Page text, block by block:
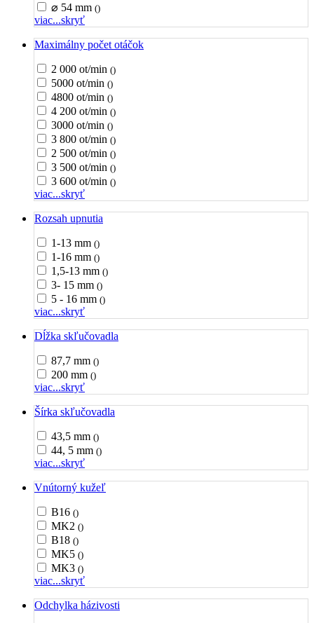
⌀ 54 mm ()
viac...skryť
Maximálny počet otáčok
2 000 ot/min ()
5000 ot/min ()
4800 ot/min ()
4 200 ot/min ()
3000 ot/min ()
3 800 ot/min ()
2 500 ot/min ()
3 500 ot/min ()
3 600 ot/min ()
viac...skryť
Rozsah upnutia
1-13 mm ()
1-16 mm ()
1,5-13 mm ()
3- 15 mm ()
5 - 16 mm ()
viac...skryť
Dĺžka skľučovadla
87,7 mm ()
200 mm ()
viac...skryť
Šírka skľučovadla
43,5 mm ()
44, 5 mm ()
viac...skryť
Vnútorný kužeľ
B16 ()
MK2 ()
B18 ()
MK5 ()
MK3 ()
viac...skryť
Odchylka házivosti